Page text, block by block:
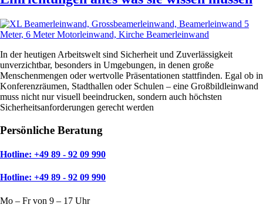
In der heutigen Arbeitswelt sind Sicherheit und Zuverlässigkeit
unverzichtbar, besonders in Umgebungen, in denen große
Menschenmengen oder wertvolle Präsentationen stattfinden. Egal ob in
Konferenzräumen, Stadthallen oder Schulen – eine Großbildleinwand
muss nicht nur visuell beeindrucken, sondern auch höchsten
Sicherheitsanforderungen gerecht werden
Persönliche Beratung
Hotline: +49 89 - 92 09 990
Hotline: +49 89 - 92 09 990
Mo – Fr von 9 – 17 Uhr